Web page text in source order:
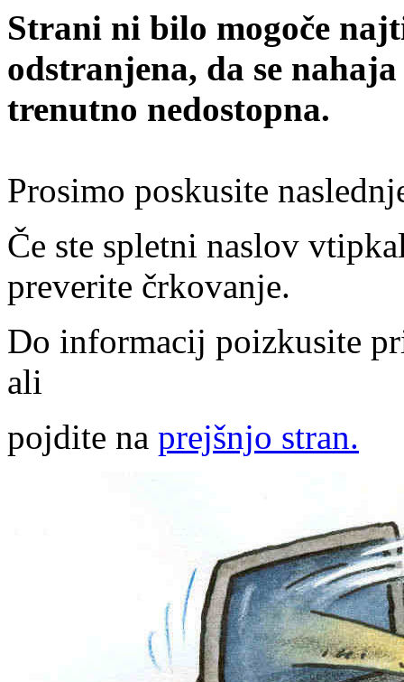
Strani ni bilo mogoče
odstranjena, da se
trenutno nedostopna.
Prosimo poskusite
Če ste spletni naslov
preverite črkovanje.
Do informacij poizkusite
ali
pojdite na prejšnjo stran.